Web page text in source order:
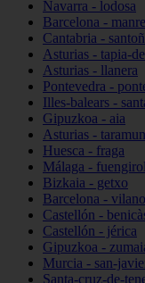
Navarra - lodosa
Barcelona -
Cantabria -
Asturias - tapia-
Asturias - llanera
Pontevedra -
Illes-balears -
Gipuzkoa - aia
Asturias -
Huesca - fraga
Málaga -
Bizkaia - getxo
Barcelona -
Castellón -
Castellón - jérica
Gipuzkoa -
Murcia - san-
Santa-cruz-de-